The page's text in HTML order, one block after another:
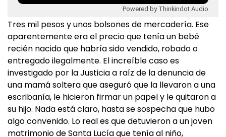
Powered by Thinkindot Audio
Tres mil pesos y unos bolsones de mercadería. Ese
aparentemente era el precio que tenía un bebé
recién nacido que habría sido vendido, robado o
entregado ilegalmente. El increíble caso es
investigado por la Justicia a raíz de la denuncia de
una mamá soltera que aseguró que la llevaron a una
escribanía, le hicieron firmar un papel y le quitaron a
su hijo. Nada está claro, hasta se sospecha que hubo
algo convenido. Lo real es que detuvieron a un joven
matrimonio de Santa Lucía que tenía al niño,